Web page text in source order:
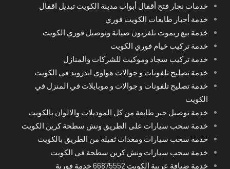
خدمات نجار فتح أقفال أبواب مدينة الكويت تبديل اقفال
خدمة أحبار طابعات الكويت فوري
خدمة بيع ريموت تلفزيون صيانة وتوصيل فوري الكويت
خدمة تركيب خيام فوري الكويت
خدمة تركيب سجاد وموكيت للشركات والمنازل
خدمة تصليح تلفونات و جوالات هواوي اندرويد في الكويت
خدمة تصليح تلفونات و جوالات و موبايلات في المنزل في
الكويت
خدمة توصيل حبر طابعة من كل الموديلات والالوان بالكويت
خدمة سحب سيارات على الطريق ونش سطحة كرين الكويت
خدمة سحب سيارات ومعدات ثقيلة من الطريق بالكويت
خدمة سحب سيارات ونش كرين سطحة في الكويت
خدمة ضيافة عربية الكويت 66875552 خدمة فورية